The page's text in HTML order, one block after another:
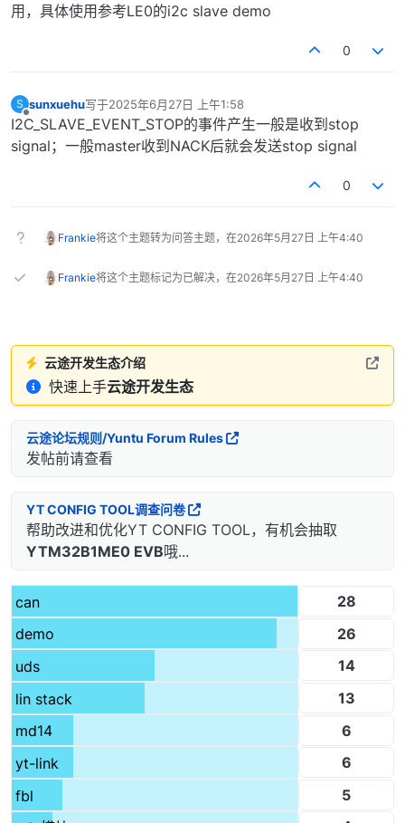
用，具体使用参考LE0的i2c slave demo
0
S
离线
sunxuehu写于2025年6月27日 上午1:58
最后由 编辑
I2C_SLAVE_EVENT_STOP的事件产生一般是收到stop
signal；一般master收到NACK后就会发送stop signal
0
Frankie将这个主题转为问答主题，在2026年5月27日 上午4:40
Frankie将这个主题标记为已解决，在2026年5月27日 上午4:40
云途开发生态介绍
快速上手云途开发生态
云途论坛规则/Yuntu Forum Rules
发帖前请查看
YT CONFIG TOOL调查问卷
帮助改进和优化YT CONFIG TOOL，有机会抽取
YTM32B1ME0 EVB哦...
can
28
demo
26
uds
14
lin stack
13
md14
6
yt-link
6
fbl
5